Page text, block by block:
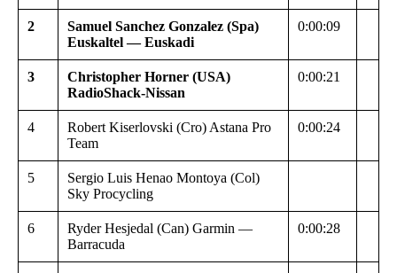
2
Samuel Sanchez Gonzalez (Spa)
Euskaltel — Euskadi
0:00:09
3
Christopher Horner (USA)
RadioShack-Nissan
0:00:21
4
Robert Kiserlovski (Cro) Astana Pro
Team
0:00:24
5
Sergio Luis Henao Montoya (Col)
Sky Procycling
6
Ryder Hesjedal (Can) Garmin —
Barracuda
0:00:28